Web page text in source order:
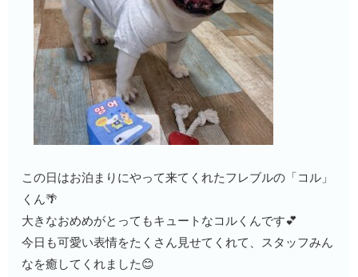
この日はお泊まりにやって来てくれたフレブルの「コル」
くん🌴
大きなおめめがとってもキュートなコルくんです💕
今日も可愛い表情をたくさん見せてくれて、スタッフみん
なを癒してくれました😊